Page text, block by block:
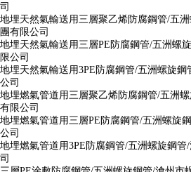
司
地埋天然氣輸送用三層聚乙烯防腐鋼管/五
團有限公司
地埋天然氣輸送用三層PE防腐鋼管/五洲螺
限公司
地埋天然氣輸送用3PE防腐鋼管/五洲螺旋
公司
地埋燃氣管道用三層聚乙烯防腐鋼管/五洲
有限公司
地埋燃氣管道用三層PE防腐鋼管/五洲螺旋
公司
地埋燃氣管道用3PE防腐鋼管/五洲螺旋鋼
司